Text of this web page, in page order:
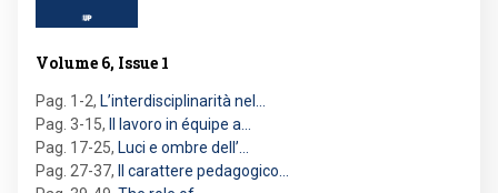
Volume 6, Issue 1
Pag. 1-2, L’interdisciplinarità nel…
Pag. 3-15,
Il lavoro in équipe a…
Pag. 17-25, Luci e ombre dell’…
Pag. 27-37,
Il carattere pedagogico…